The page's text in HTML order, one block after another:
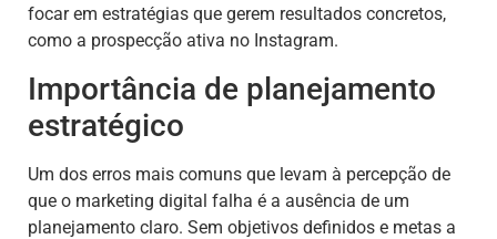
focar em estratégias que gerem resultados concretos,
como a prospecção ativa no Instagram.
Importância de planejamento
estratégico
Um dos erros mais comuns que levam à percepção de
que o marketing digital falha é a ausência de um
planejamento claro. Sem objetivos definidos e metas a